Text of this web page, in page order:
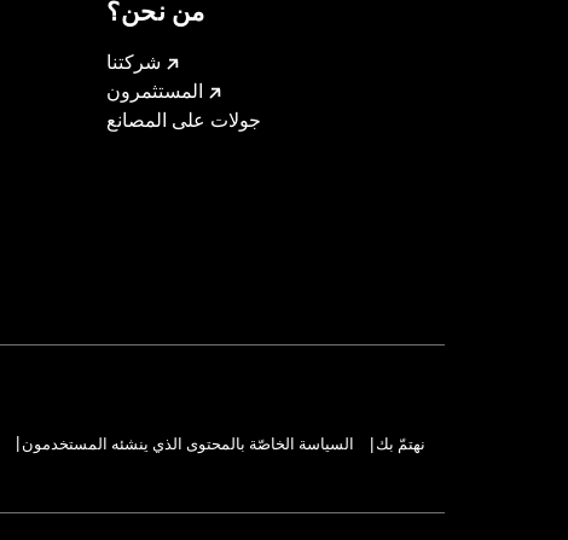
من نحن؟
شركتنا
المستثمرون
جولات على المصانع
السياسة الخاصّة بالمحتوى الذي ينشئه المستخدمون نهتمّ بك